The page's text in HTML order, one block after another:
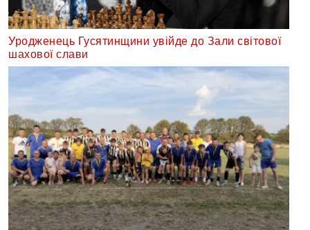
Уродженець Гусятинщини увійде до Зали світової
шахової слави